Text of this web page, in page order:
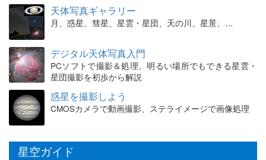
天体写真ギャラリー
月、惑星、彗星、星雲・星団、天の川、星景、…
デジタル天体写真入門
PCソフトで撮影＆処理。明るい場所でもできる星雲・
星団撮影を初歩から解説
惑星を撮影しよう
CMOSカメラで動画撮影、ステライメージで画像処理
星空ガイド